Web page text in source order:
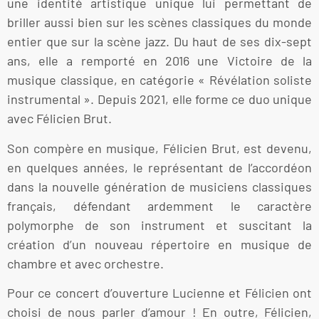
briller aussi bien sur les scènes classiques du monde
entier que sur la scène jazz. Du haut de ses dix-sept
ans, elle a remporté en 2016 une Victoire de la
musique classique, en catégorie « Révélation soliste
instrumental ». Depuis 2021, elle forme ce duo unique
avec Félicien Brut.
Son compère en musique, Félicien Brut, est devenu,
en quelques années, le représentant de l’accordéon
dans la nouvelle génération de musiciens classiques
français, défendant ardemment le caractère
polymorphe de son instrument et suscitant la
création d’un nouveau répertoire en musique de
chambre et avec orchestre.
Pour ce concert d’ouverture Lucienne et Félicien ont
choisi de nous parler d’amour ! En outre, Félicien,